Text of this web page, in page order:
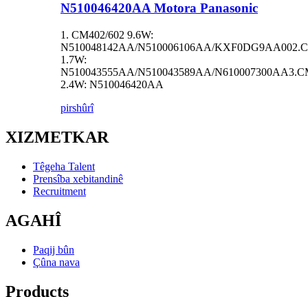
N510046420AA Motora Panasonic
1. CM402/602 9.6W:
N510048142AA/N510006106AA/
1.7W:
N510043555AA/N510043589AA/
2.4W: N510046420AA
pirshûrî
XIZMETKAR
Têgeha Talent
Prensîba xebitandinê
Recruitment
AGAHÎ
Paqij bûn
Çûna nava
Products